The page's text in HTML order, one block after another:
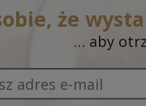
że
… aby